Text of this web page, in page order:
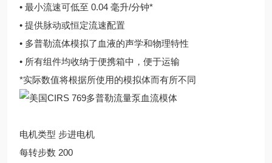
• 最小流速可低至 0.04 毫升/分钟*
• 提供脉动或恒定流速配置
• 多普勒流体模拟了血液的声学和物理特性
• 所有组件均收纳于便携箱中，便于运输
*实际数值将根据所使用的模拟体而有所不同
电机类型 步进电机
每转步数 200